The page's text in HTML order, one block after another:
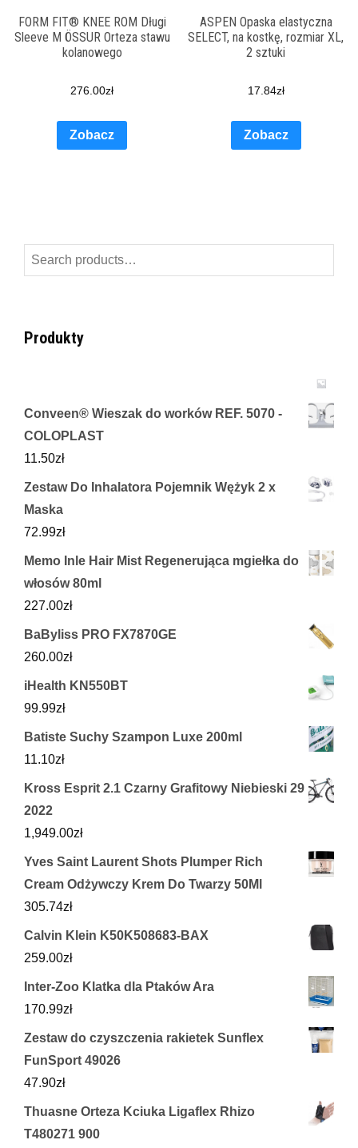
FORM FIT® KNEE ROM Długi
Sleeve M ÖSSUR Orteza stawu
kolanowego
276.00zł
Zobacz
ASPEN Opaska elastyczna
SELECT, na kostkę, rozmiar XL,
2 sztuki
17.84zł
Zobacz
Search
for:
Produkty
Conveen® Wieszak do worków REF. 5070 -
COLOPLAST
11.50zł
Zestaw Do Inhalatora Pojemnik Wężyk 2 x
Maska
72.99zł
Memo Inle Hair Mist Regenerująca mgiełka do
włosów 80ml
227.00zł
BaByliss PRO FX7870GE
260.00zł
iHealth KN550BT
99.99zł
Batiste Suchy Szampon Luxe 200ml
11.10zł
Kross Esprit 2.1 Czarny Grafitowy Niebieski 29
2022
1,949.00zł
Yves Saint Laurent Shots Plumper Rich
Cream Odżywczy Krem Do Twarzy 50Ml
305.74zł
Calvin Klein K50K508683-BAX
259.00zł
Inter-Zoo Klatka dla Ptaków Ara
170.99zł
Zestaw do czyszczenia rakietek Sunflex
FunSport 49026
47.90zł
Thuasne Orteza Kciuka Ligaflex Rhizo
T480271 900